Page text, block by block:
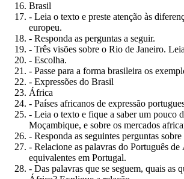
Brasil
- Leia o texto e preste atenção às
europeu.
- Responda as perguntas a seguir.
- Três visões sobre o Rio de Janeiro.
- Escolha.
- Passe para a forma brasileira os
- Expressões do Brasil
África
- Países africanos de expressão
- Leia o texto e fique a saber um pouco
Moçambique, e sobre os mercados
- Responda as seguintes perguntas
- Relacione as palavras do Português
equivalentes em Portugal.
- Das palavras que se seguem, quais as